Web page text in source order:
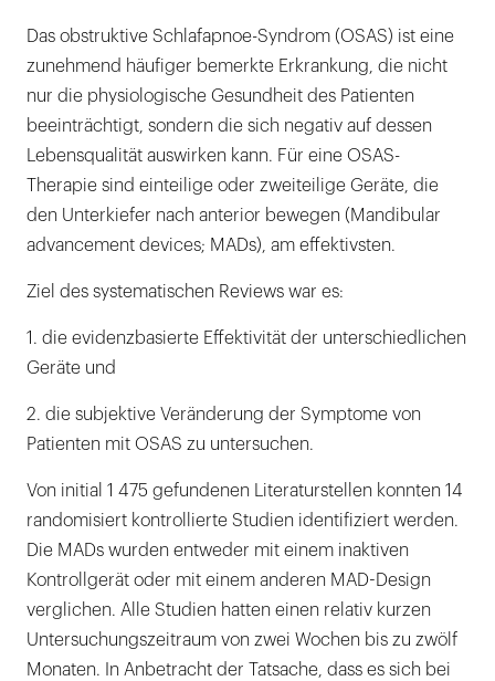
Das obstruktive Schlafapnoe-Syndrom (OSAS) ist eine
zunehmend häufiger bemerkte Erkrankung, die nicht
nur die physiologische Gesundheit des Patienten
beeinträchtigt, sondern die sich negativ auf dessen
Lebensqualität auswirken kann. Für eine OSAS-
Therapie sind einteilige oder zweiteilige Geräte, die
den Unterkiefer nach anterior bewegen (Mandibular
advancement devices; MADs), am effektivsten.
Ziel des systematischen Reviews war es:
1. die evidenzbasierte Effektivität der unterschiedlichen
Geräte und
2. die subjektive Veränderung der Symptome von
Patienten mit OSAS zu untersuchen.
Von initial 1 475 gefundenen Literaturstellen konnten 14
randomisiert kontrollierte Studien identifiziert werden.
Die MADs wurden entweder mit einem inaktiven
Kontrollgerät oder mit einem anderen MAD-Design
verglichen. Alle Studien hatten einen relativ kurzen
Untersuchungszeitraum von zwei Wochen bis zu zwölf
Monaten. In Anbetracht der Tatsache, dass es sich bei